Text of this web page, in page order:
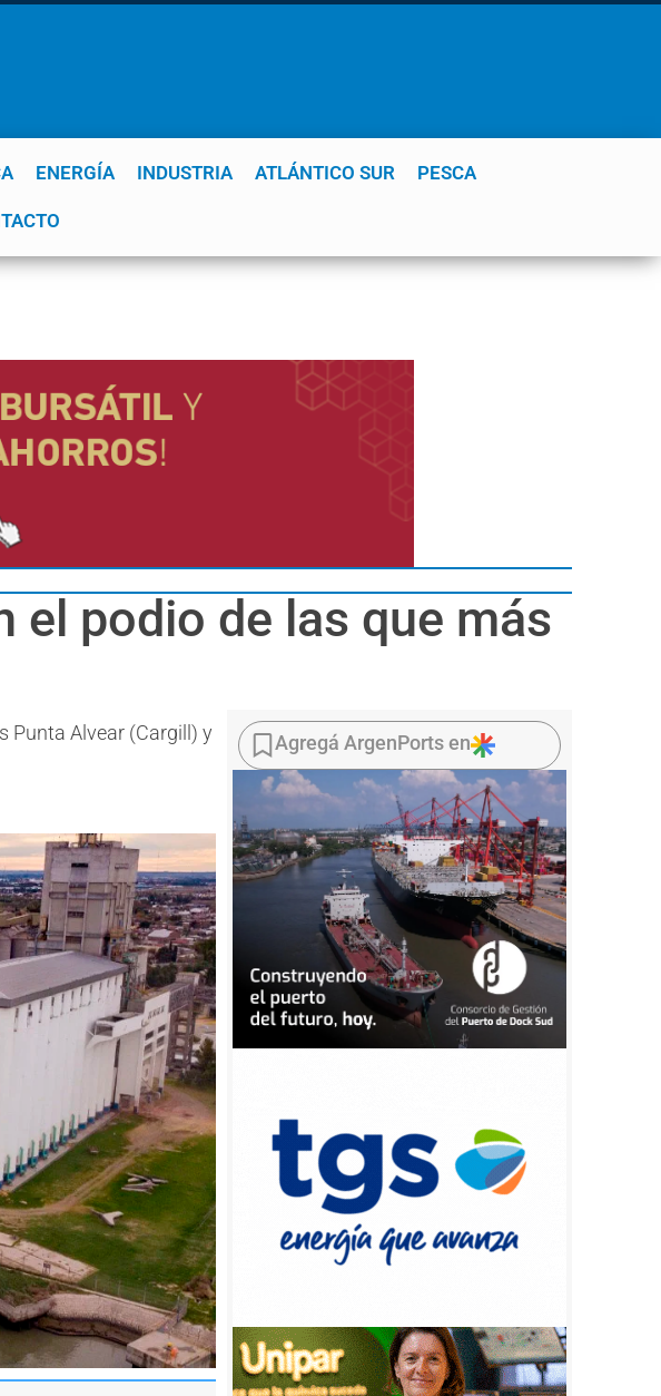
ENERGÍA INDUSTRIA ATLÁNTICO SUR PESCA
Quequén
el podio de las que más
Punta Alvear (Cargill) y
Agregá ArgenPorts en